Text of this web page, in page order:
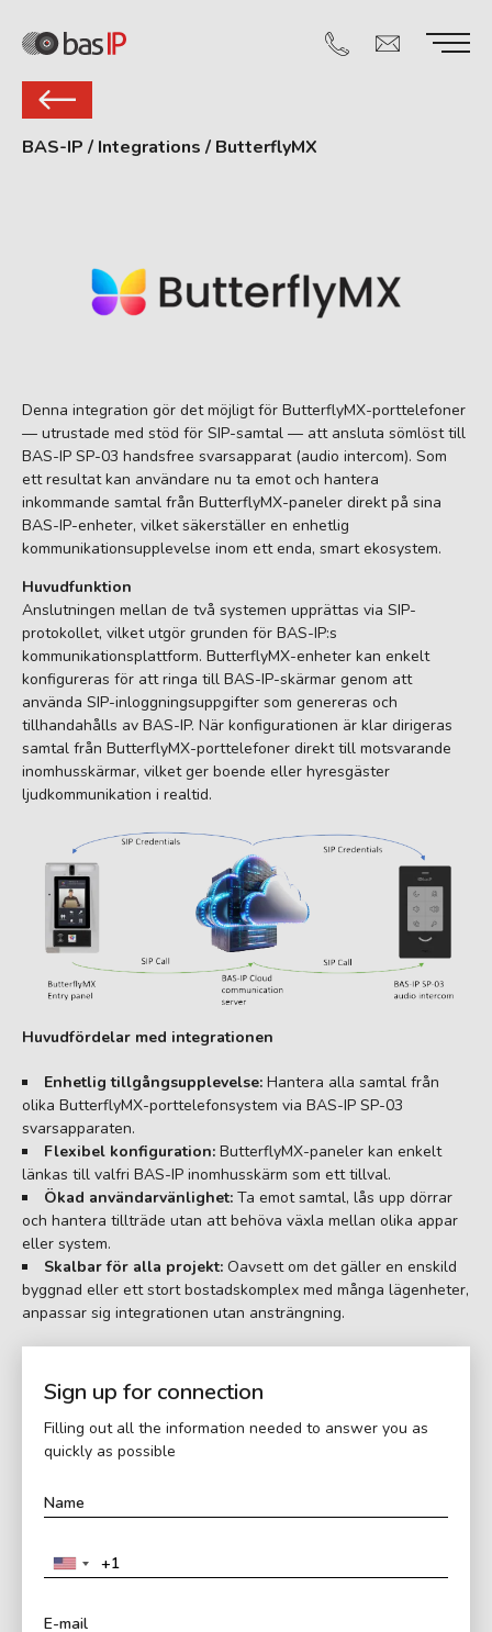
BAS-IP / Integrations / ButterflyMX
Denna integration gör det möjligt för ButterflyMX-porttelefoner
— utrustade med stöd för SIP-samtal — att ansluta sömlöst till
BAS-IP SP-03 handsfree svarsapparat (audio intercom). Som
ett resultat kan användare nu ta emot och hantera
inkommande samtal från ButterflyMX-paneler direkt på sina
BAS-IP-enheter, vilket säkerställer en enhetlig
kommunikationsupplevelse inom ett enda, smart ekosystem.
Huvudfunktion
Anslutningen mellan de två systemen upprättas via SIP-
protokollet, vilket utgör grunden för BAS-IP:s
kommunikationsplattform. ButterflyMX-enheter kan enkelt
konfigureras för att ringa till BAS-IP-skärmar genom att
använda SIP-inloggningsuppgifter som genereras och
tillhandahålls av BAS-IP. När konfigurationen är klar dirigeras
samtal från ButterflyMX-porttelefoner direkt till motsvarande
inomhusskärmar, vilket ger boende eller hyresgäster
ljudkommunikation i realtid.
Huvudfördelar med integrationen
Enhetlig tillgångsupplevelse: Hantera alla samtal från
olika ButterflyMX-porttelefonsystem via BAS-IP SP-03
svarsapparaten.
Flexibel konfiguration: ButterflyMX-paneler kan enkelt
länkas till valfri BAS-IP inomhusskärm som ett tillval.
Ökad användarvänlighet: Ta emot samtal, lås upp dörrar
och hantera tillträde utan att behöva växla mellan olika appar
eller system.
Skalbar för alla projekt: Oavsett om det gäller en enskild
byggnad eller ett stort bostadskomplex med många lägenheter,
anpassar sig integrationen utan ansträngning.
Sign up for connection
Filling out all the information needed to answer you as
quickly as possible